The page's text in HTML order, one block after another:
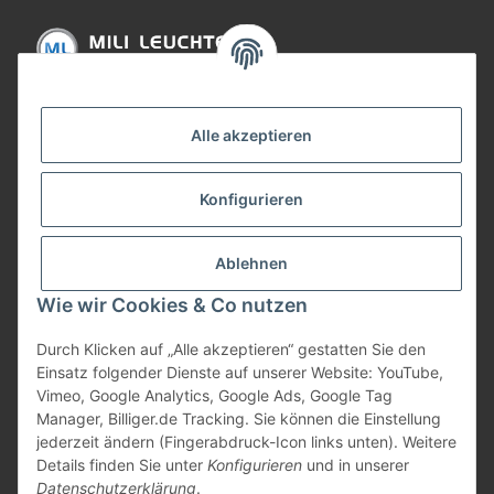
Alle akzeptieren
Konfigurieren
Ablehnen
Wie wir Cookies & Co nutzen
Durch Klicken auf „Alle akzeptieren“ gestatten Sie den
Einsatz folgender Dienste auf unserer Website: YouTube,
Vimeo, Google Analytics, Google Ads, Google Tag
Manager, Billiger.de Tracking. Sie können die Einstellung
jederzeit ändern (Fingerabdruck-Icon links unten). Weitere
Details finden Sie unter Konfigurieren und in unserer
Datenschutzerklärung.
Gesetzliche Informationen
Bezahlung
Vertrag widerrufen